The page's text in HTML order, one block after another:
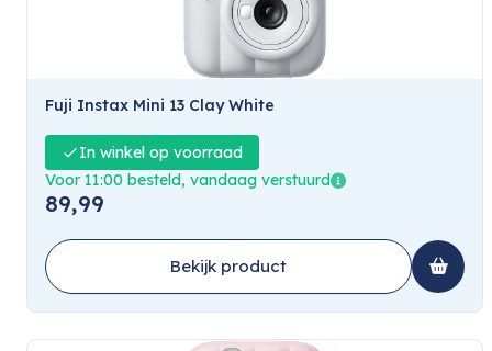
Fuji Instax Mini 13 Clay White
In winkel op voorraad
Voor 11:00 besteld, vandaag verstuurd
89,99
Bekijk product